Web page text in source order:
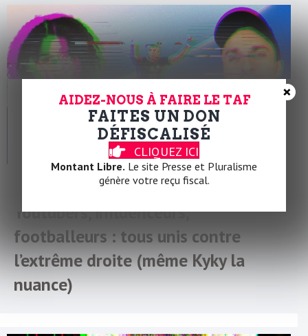
Youtubers, influenceurs,
footballeurs : tous unis contre
l’extrême droite (même Kyky la
nuance)
AIDEZ-NOUS À FAIRE LE TAF
FAITES UN DON
DÉFISCALISÉ
CLIQUEZ ICI
Montant Libre. Le site Presse et Pluralisme
génère votre reçu fiscal.
×